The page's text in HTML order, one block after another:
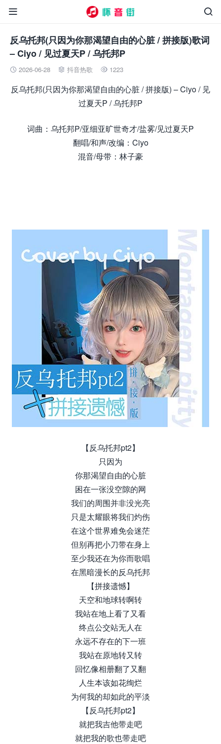


反乌托邦(只因为你那渴望自由的心脏 / 拼接版)歌词
– Ciyo / 见过夏天P / 乌托邦P
 2026-06-28  抖音热歌  1223
反乌托邦(只因为你那渴望自由的心脏 / 拼接版) – Ciyo / 见
过夏天P / 乌托邦P
词曲：乌托邦P/亚细亚旷世奇才/盐雾/见过夏天P
翻唱/和声/改编：Ciyo
混音/母带：林子豪
【反乌托邦pt2】
只因为
你那渴望自由的心脏
困在一张没空隙的网
我们的周围并非没光亮
只是太耀眼将我们灼伤
在这个世界难免会迷茫
但别再把小刀带在身上
至少我还在为你而歌唱
在黑暗漫长的反乌托邦
【拼接遗憾】
天空和地球转啊转
我站在地上看了又看
终点公交站无人在
永远不存在的下一班
我站在原地转又转
回忆像相册翻了又翻
人生本该如花绚烂
为何我的却如此的平淡
【反乌托邦pt2】
就把我吉他带走吧
就把我的歌也带走吧